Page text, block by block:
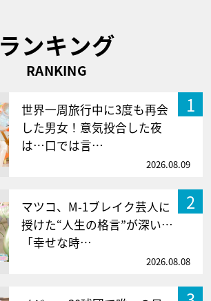
ランキング
RANKING
1
世界一周旅行中に3度も再会
した男女！意気投合した夜
は…口では言…
2026.08.09
2
マツコ、M-1ブレイク芸人に
授けた“人生の格言”が深い…
「幸せな時…
2026.08.08